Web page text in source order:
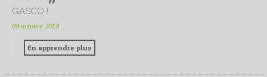
GASCO !
09 octobre 2018
En apprendre plus